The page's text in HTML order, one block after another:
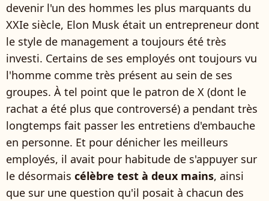
devenir l'un des hommes les plus marquants du
XXIe siècle, Elon Musk était un entrepreneur dont
le style de management a toujours été très
investi. Certains de ses employés ont toujours vu
l'homme comme très présent au sein de ses
groupes. À tel point que le patron de X (dont le
rachat a été plus que controversé) a pendant très
longtemps fait passer les entretiens d'embauche
en personne. Et pour dénicher les meilleurs
employés, il avait pour habitude de s'appuyer sur
le désormais célèbre test à deux mains, ainsi
que sur une question qu'il posait à chacun des